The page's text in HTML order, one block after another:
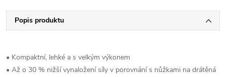
Popis produktu
• Kompaktní, lehké a s velkým výkonem
• Až o 30 % nižší vynaložení síly v porovnání s nůžkami na drátěná